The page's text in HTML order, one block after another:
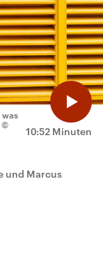
10:52 Minuten
was
©
und Marcus